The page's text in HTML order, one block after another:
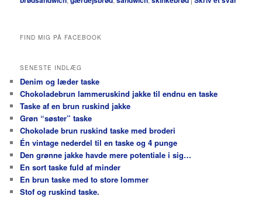
FIND MIG PÅ FACEBOOK
SENESTE INDLÆG
Denim og læder taske
Chokoladebrun lammeruskind jakke til endnu en taske
Taske af en brun ruskind jakke
Grøn “søster” taske
Chokolade brun ruskind taske med broderi
Én vintage nederdel til en taske og 4 punge
Den grønne jakke havde mere potentiale i sig…
En sort taske fuld af minder
En brun taske med to store lommer
Stof og ruskind taske.